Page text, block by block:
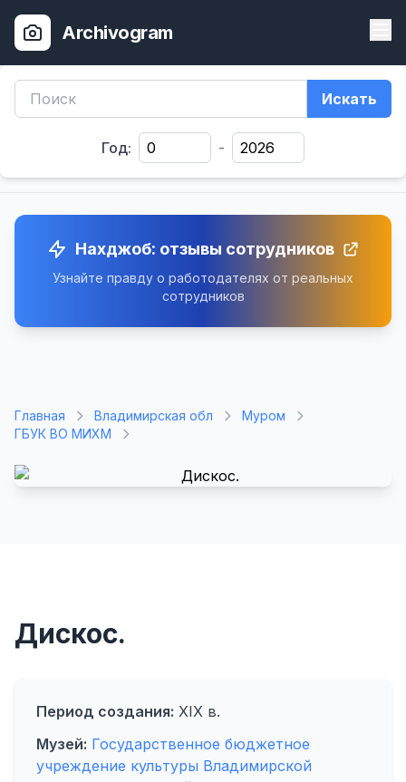
Archivogram
Искать
Год: -
Нахджоб: отзывы сотрудников
Узнайте правду о работодателях от реальных
сотрудников
Главная Владимирская обл
Муром
ГБУК ВО МИХМ
Дискос.
Период создания: XIX в.
Музей: Государственное бюджетное
учреждение культуры Владимирской